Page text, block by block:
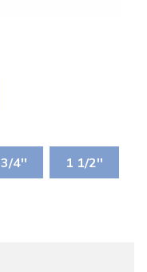
3/4'' 1 1/2''